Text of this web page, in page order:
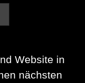
Website in
nächsten